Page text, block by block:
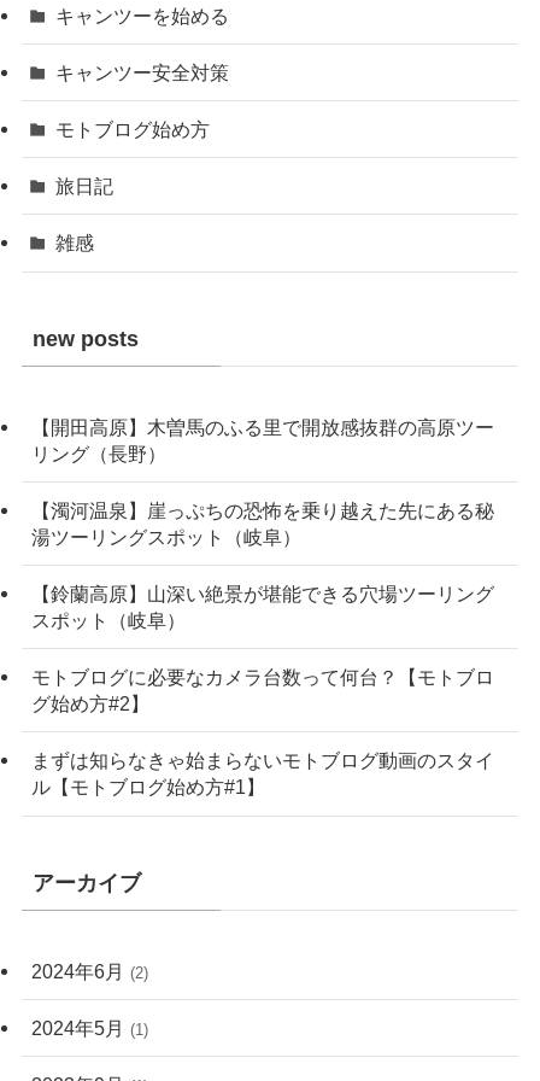
キャンツーを始める
キャンツー安全対策
モトブログ始め方
旅日記
雑感
new posts
【開田高原】木曽馬のふる里で開放感抜群の高原ツー
リング（長野）
【濁河温泉】崖っぷちの恐怖を乗り越えた先にある秘
湯ツーリングスポット（岐阜）
【鈴蘭高原】山深い絶景が堪能できる穴場ツーリング
スポット（岐阜）
モトブログに必要なカメラ台数って何台？【モトブロ
グ始め方#2】
まずは知らなきゃ始まらないモトブログ動画のスタイ
ル【モトブログ始め方#1】
アーカイブ
2024年6月 (2)
2024年5月 (1)